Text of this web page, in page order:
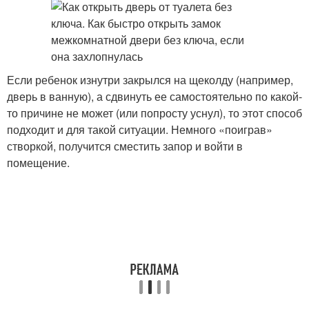
Если ребенок изнутри закрылся на щеколду (например,
дверь в ванную), а сдвинуть ее самостоятельно по какой-
то причине не может (или попросту уснул), то этот способ
подходит и для такой ситуации. Немного «поиграв»
створкой, получится сместить запор и войти в
помещение.